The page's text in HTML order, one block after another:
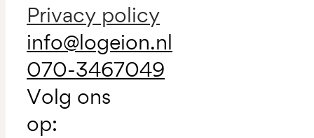
Privacy policy
info@logeion.nl
070-3467049
Volg ons
op: